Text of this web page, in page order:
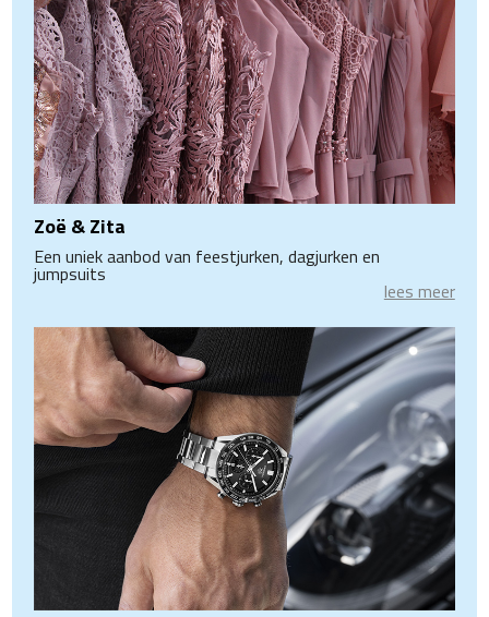
Zoë & Zita
Een uniek aanbod van feestjurken, dagjurken en
jumpsuits
lees meer